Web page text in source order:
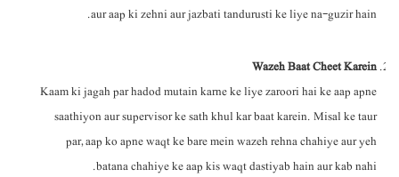
aur aap ki zehni aur jazbati tandurusti ke liye na-guzir hain.
Wazeh Baat Cheet Karein
Kaam ki jagah par hadod mutain karne ke liye zaroori hai ke aap apne
saathiyon aur supervisor ke sath khul kar baat karein. Misal ke taur
par, aap ko apne waqt ke bare mein wazeh rehna chahiye aur yeh
batana chahiye ke aap kis waqt dastiyab hain aur kab nahi.